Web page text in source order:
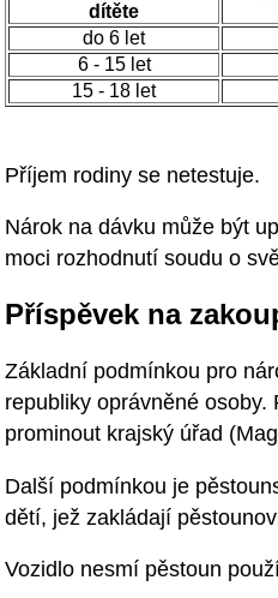
dítěte
do 6 let
6 - 15 let
15 - 18 let
Příjem rodiny se netestuje.
Nárok na dávku může být
moci rozhodnutí soudu o
Příspěvek na
Základní podmínkou pro
republiky oprávněné
prominout krajský úřad
Další podmínkou je
dětí, jež zakládají
Vozidlo nesmí pěstoun